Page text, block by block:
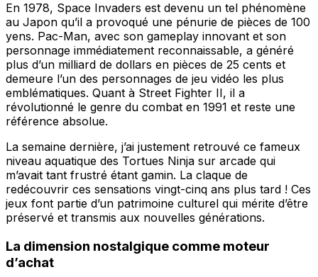
En 1978, Space Invaders est devenu un tel phénomène
au Japon qu’il a provoqué une pénurie de pièces de 100
yens. Pac-Man, avec son gameplay innovant et son
personnage immédiatement reconnaissable, a généré
plus d’un milliard de dollars en pièces de 25 cents et
demeure l’un des personnages de jeu vidéo les plus
emblématiques. Quant à Street Fighter II, il a
révolutionné le genre du combat en 1991 et reste une
référence absolue.
La semaine dernière, j’ai justement retrouvé ce fameux
niveau aquatique des Tortues Ninja sur arcade qui
m’avait tant frustré étant gamin. La claque de
redécouvrir ces sensations vingt-cinq ans plus tard ! Ces
jeux font partie d’un patrimoine culturel qui mérite d’être
préservé et transmis aux nouvelles générations.
La dimension nostalgique comme moteur
d’achat